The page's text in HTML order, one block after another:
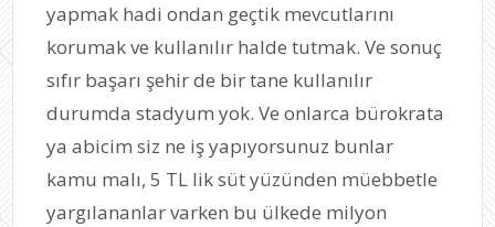
yapmak hadi ondan geçtik mevcutlarını
korumak ve kullanılır halde tutmak. Ve sonuç
sıfır başarı şehir de bir tane kullanılır
durumda stadyum yok. Ve onlarca bürokrata
ya abicim siz ne iş yapıyorsunuz bunlar
kamu malı, 5 TL lik süt yüzünden müebbetle
yargılananlar varken bu ülkede milyon